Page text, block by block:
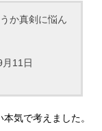
か真剣に悩ん
11日
気で考えました。